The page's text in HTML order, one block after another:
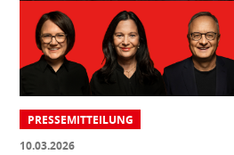
PRESSEMITTEILUNG
10.03.2026